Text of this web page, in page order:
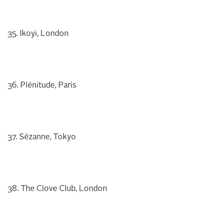
35. Ikoyi, London
36. Plénitude, Paris
37. Sézanne, Tokyo
38. The Clove Club, London